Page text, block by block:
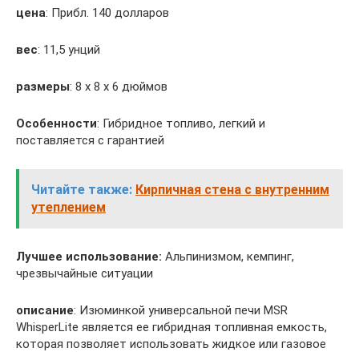
цена: Прибл. 140 долларов
вес: 11,5 унций
размеры: 8 х 8 х 6 дюймов
Особенности: Гибридное топливо, легкий и
поставляется с гарантией
Читайте также: Кирпичная стена с внутренним
утеплением
Лучшее использование: Альпинизмом, кемпинг,
чрезвычайные ситуации
описание: Изюминкой универсальной печи MSR
WhisperLite является ее гибридная топливная емкость,
которая позволяет использовать жидкое или газовое